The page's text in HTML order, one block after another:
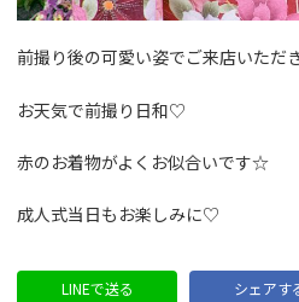
前撮り後の可愛い姿でご来店いただ
お天気で前撮り日和♡
赤のお着物がよくお似合いです☆
成人式当日もお楽しみに♡
LINEで送る シェアす